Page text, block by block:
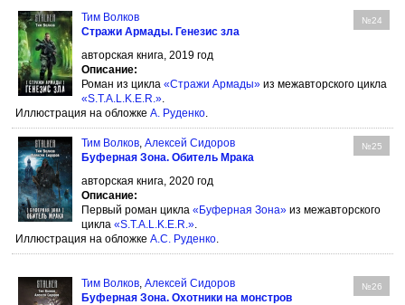
Тим Волков №24
Стражи Армады. Генезис зла
авторская книга, 2019 год
Описание:
Роман из цикла «Стражи Армады» из межавторского цикла
«S.T.A.L.K.E.R.».
Иллюстрация на обложке А. Руденко.
Тим Волков, Алексей Сидоров №25
Буферная Зона. Обитель Мрака
авторская книга, 2020 год
Описание:
Первый роман цикла «Буферная Зона» из межавторского
цикла «S.T.A.L.K.E.R.».
Иллюстрация на обложке А.С. Руденко.
Тим Волков, Алексей Сидоров №26
Буферная Зона. Охотники на монстров